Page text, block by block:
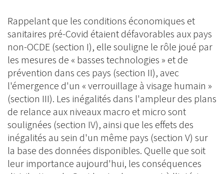
Rappelant que les conditions économiques et
sanitaires pré-Covid étaient défavorables aux pays
non-OCDE (section I), elle souligne le rôle joué par
les mesures de « basses technologies » et de
prévention dans ces pays (section II), avec
l'émergence d'un « verrouillage à visage humain »
(section III). Les inégalités dans l'ampleur des plans
de relance aux niveaux macro et micro sont
soulignées (section IV), ainsi que les effets des
inégalités au sein d'un même pays (section V) sur
la base des données disponibles. Quelle que soit
leur importance aujourd'hui, les conséquences